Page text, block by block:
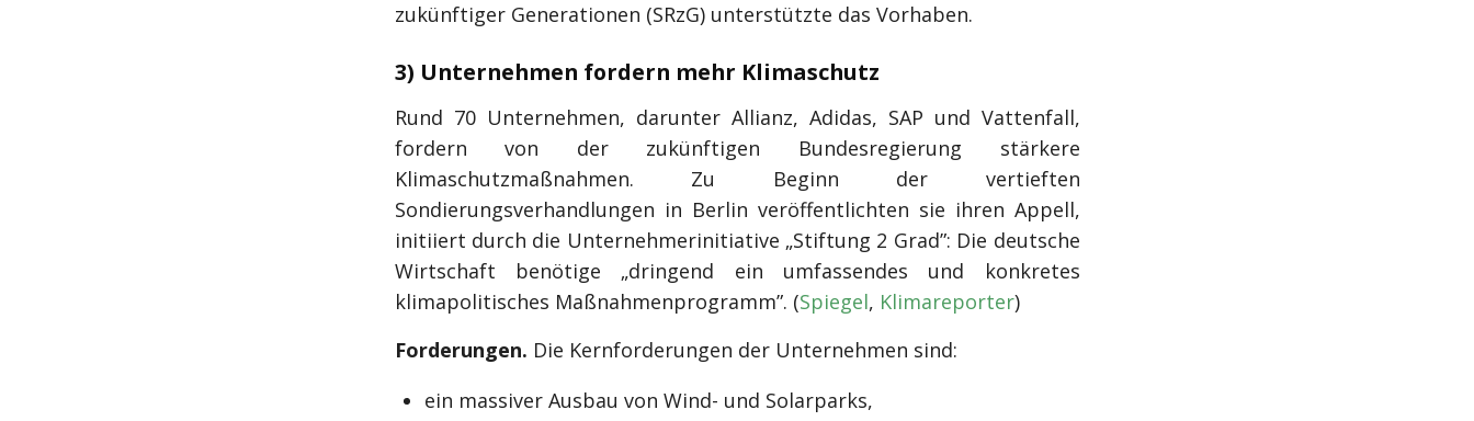
zukünftiger Generationen (SRzG) unterstützte das Vorhaben.
3) Unternehmen fordern mehr Klimaschutz
Rund 70 Unternehmen, darunter Allianz, Adidas, SAP und Vattenfall,
fordern von der zukünftigen Bundesregierung stärkere
Klimaschutzmaßnahmen. Zu Beginn der vertieften
Sondierungsverhandlungen in Berlin veröffentlichten sie ihren Appell,
initiiert durch die Unternehmerinitiative „Stiftung 2 Grad”: Die deutsche
Wirtschaft benötige „dringend ein umfassendes und konkretes
klimapolitisches Maßnahmenprogramm”. (Spiegel, Klimareporter)
Forderungen. Die Kernforderungen der Unternehmen sind:
ein massiver Ausbau von Wind- und Solarparks,